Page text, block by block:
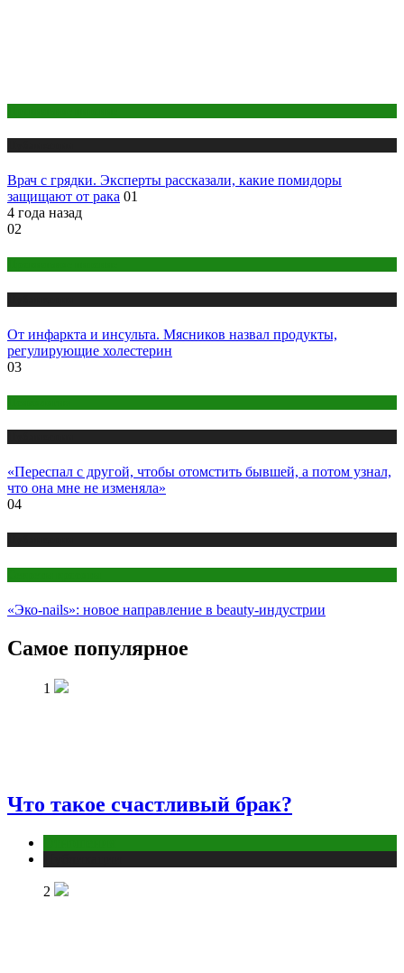
Врач с грядки. Эксперты рассказали, какие помидоры
защищают от рака 01
4 года назад
02
От инфаркта и инсульта. Мясников назвал продукты,
регулирующие холестерин
03
«Переспал с другой, чтобы отомстить бывшей, а потом узнал,
что она мне не изменяла»
04
«Эко-nails»: новое направление в beauty-индустрии
Самое популярное
1
Что такое счастливый брак?
2